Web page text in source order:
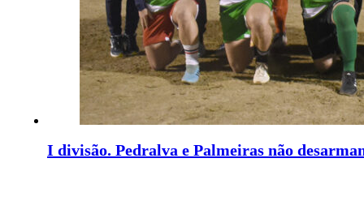
I divisão. Pedralva e Palmeiras não